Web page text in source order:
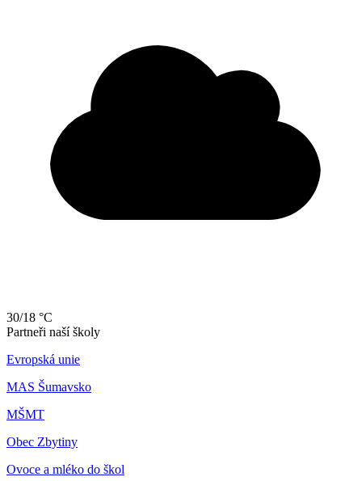
30/18 °C
Partneři naší školy
Evropská unie
MAS Šumavsko
MŠMT
Obec Zbytiny
Ovoce a mléko do škol